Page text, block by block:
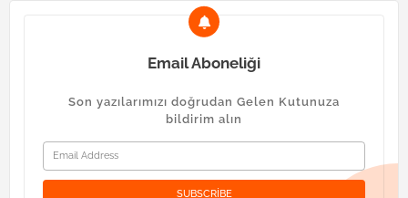
Email Aboneliği
Son yazılarımızı doğrudan Gelen Kutunuza
bildirim alın